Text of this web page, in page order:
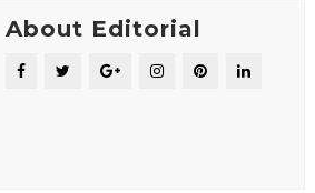
About Editorial